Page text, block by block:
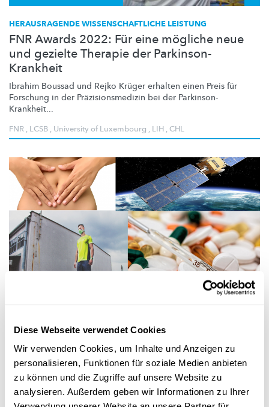
Diese Webseite verwendet Cookies
Wir verwenden Cookies, um Inhalte und Anzeigen zu
personalisieren, Funktionen für soziale Medien anbieten
zu können und die Zugriffe auf unsere Website zu
analysieren. Außerdem geben wir Informationen zu Ihrer
HERAUSRAGENDE WISSENSCHAFTLICHE LEISTUNG
FNR Awards 2022: Für eine mögliche neue
und gezielte Therapie der Parkinson-
Krankheit
Ibrahim Boussad und Rejko Krüger erhalten einen Preis für
Forschung in der Präzisionsmedizin bei der Parkinson-
Krankheit...
FNR , LCSB , University of Luxembourg , LIH ,CHL
Die wichtigsten Neuigkeiten aus der
Forschung in Luxemburg - Mai 2022
Körperliche Aktivität reduziert den Schweregrad von COVID-19
und bald werden Satelliten in der Lage sein,selbstständig
Université du Luxembourg, LCSB,LIH,SnT,C2DH,STATEC